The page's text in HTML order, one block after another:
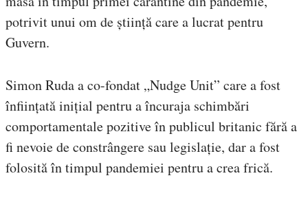
potrivit unui om de știință care a lucrat pentru
Guvern.
Simon Ruda a co-fondat „Nudge Unit” care a fost
înființată inițial pentru a încuraja schimbări
comportamentale pozitive în publicul britanic fără a
fi nevoie de constrângere sau legislație, dar a fost
folosită în timpul pandemiei pentru a crea frică.